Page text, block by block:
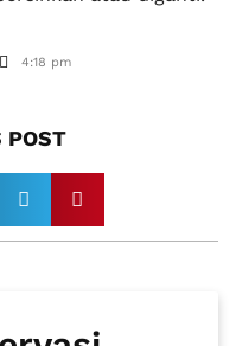
4:18 pm
POST​